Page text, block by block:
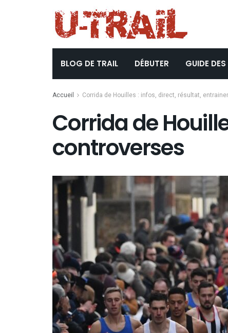
BLOG DE TRAIL DÉBUTER GUIDE
Accueil Corrida de Houilles : infos, direct, résultat,
Corrida de
controverses